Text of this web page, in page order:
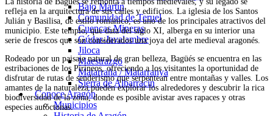
Bajo Martín
Comunidad de Teruel
Cuencas Mineras
Gúdar-Javalambre
Jiloca
Maestrazgo
Matarraña / Matarranya
Sierra de Albarracín
Conoce Aragón
Municipios
refleja en la arquitectura de sus calles y edificios. La iglesia de los Santos
Julián y Basilisa, de estilo románico, es uno de los principales atractivos del
municipio. Este templo, que data del siglo XI, alberga en su interior una
serie de frescos que son considerados una joya del arte medieval aragonés.
Rodeado por un paisaje natural de gran belleza, Bagüés se encuentra en las
estribaciones de los Pirineos, ofreciendo a los visitantes la oportunidad de
disfrutar de rutas de senderismo que serpentean entre montañas y valles. Los
amantes de la naturaleza pueden explorar los alrededores y descubrir la rica
biodiversidad de la zona, donde es posible avistar aves rapaces y otras
especies autóctonas.